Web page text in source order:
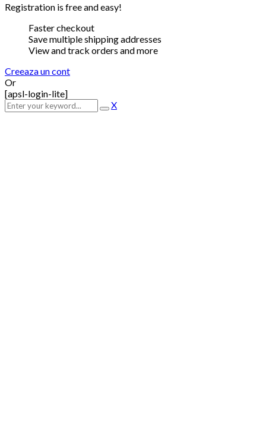
Registration is free and easy!
Faster checkout
Save multiple shipping addresses
View and track orders and more
Creeaza un cont
Or
[apsl-login-lite]
X